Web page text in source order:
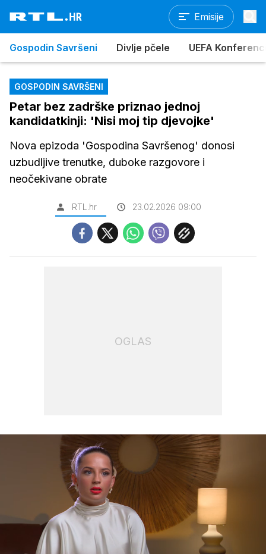
Emisije
Gospodin Savršeni Divlje pčele UEFA
GOSPODIN SAVRŠENI
Petar bez zadrške priznao jednoj
kandidatkinji: 'Nisi moj tip djevojke'
Nova epizoda 'Gospodina Savršenog' donosi
uzbudljive trenutke, duboke razgovore i
neočekivane obrate
RTL.hr 23.02.2026 09:00
OGLAS